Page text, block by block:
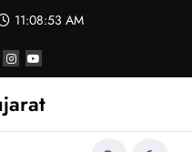
11:08:55 AM